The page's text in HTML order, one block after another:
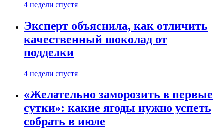
4 недели спустя
Эксперт объяснила, как отличить
качественный шоколад от
подделки
4 недели спустя
«Желательно заморозить в первые
сутки»: какие ягоды нужно успеть
собрать в июле